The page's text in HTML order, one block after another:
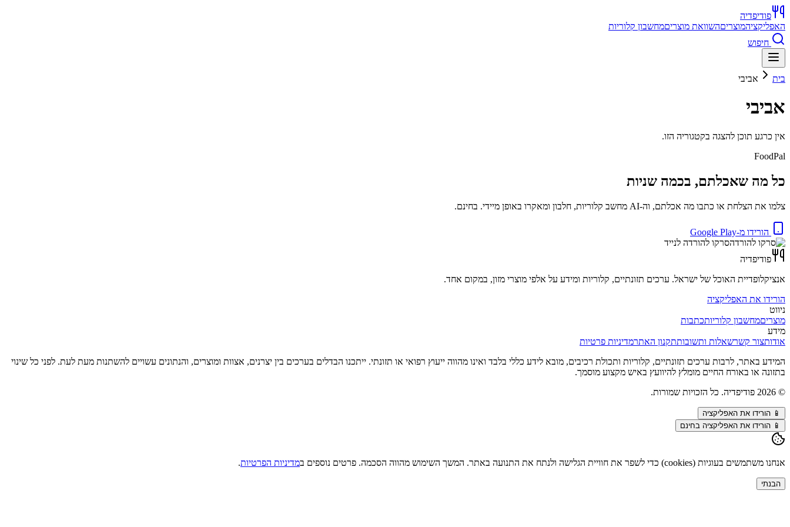
פודיפדיה
האפליקציהמוצריםהשוואת מוצריםמחשבון קלוריות
חיפוש
בית אביבי
אביבי
אין כרגע תוכן להצגה בקטגוריה הזו.
FoodPal
כל מה שאכלתם, בכמה שניות
צלמו את הצלחת או כתבו מה אכלתם, וה-AI מחשב קלוריות, חלבון ומאקרו באופן מיידי. בחינם.
הורידו מ-Google Play
סרקו להורדה לנייד
פודיפדיה
אנציקלופדיית האוכל של ישראל. ערכים תזונתיים, קלוריות ומידע על אלפי מוצרי מזון, במקום אחד.
הורידו את האפליקציה
ניווט
מוצריםמחשבון קלוריותכתבות
מידע
אודותצור קשרשאלות ותשובותתקנון האתרמדיניות פרטיות
המידע באתר, לרבות ערכים תזונתיים, קלוריות ותכולת רכיבים, מובא לידע כללי בלבד ואינו מהווה ייעוץ רפואי או תזונתי. ייתכנו הבדלים בערכים בין יצרנים, אצוות ומוצרים, והנתונים עשויים להשתנות מעת לעת. לפני כל שינוי
בתזונה או באורח החיים מומלץ להיוועץ באיש מקצוע מוסמך.
©
2026 פודיפדיה. כל הזכויות שמורות.
📱 הורידו את האפליקציה
📱 הורידו את האפליקציה בחינם
אנחנו משתמשים בעוגיות (cookies) כדי לשפר את חוויית הגלישה ולנתח את התנועה באתר. המשך השימוש מהווה הסכמה. פרטים נוספים ב מדיניות הפרטיות.
הבנתי